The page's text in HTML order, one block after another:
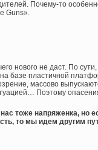
Почему-то
Guns».
нового не даст. По
базе пластичной
массово
Поэтому
тоже напряженка, но
то мы идем другим